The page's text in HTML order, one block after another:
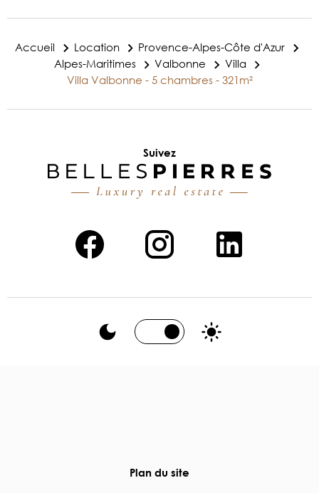
Accueil Location
Provence-Alpes-Côte d'Azur
Alpes-Maritimes
Valbonne
Villa
Villa Valbonne - 5 chambres - 321m²
Suivez
Plan du site